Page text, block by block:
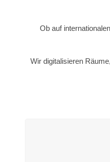
Ob auf
Wir digitalisieren